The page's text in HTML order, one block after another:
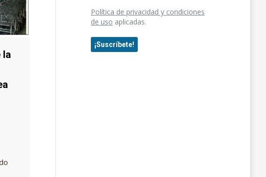
la
Política de privacidad y condiciones
de uso aplicadas.